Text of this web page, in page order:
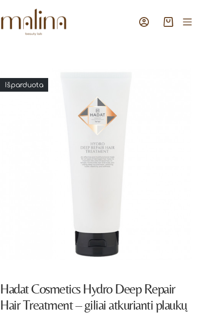
Išparduota
Hadat Cosmetics Hydro Deep Repair
Hair Treatment – giliai atkurianti plaukų